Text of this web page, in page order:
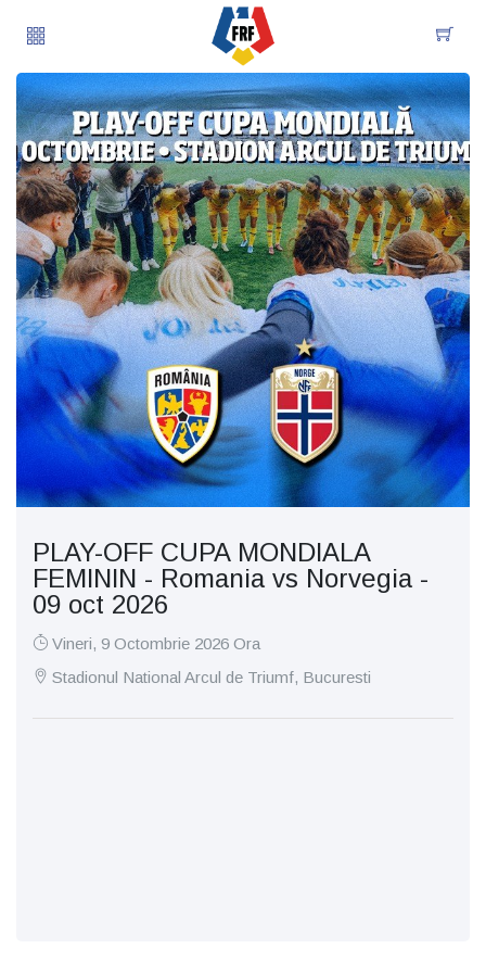
PLAY-OFF CUPA MONDIALA
FEMININ - Romania vs Norvegia -
09 oct 2026
Vineri, 9 Octombrie 2026 Ora
Stadionul National Arcul de Triumf, Bucuresti